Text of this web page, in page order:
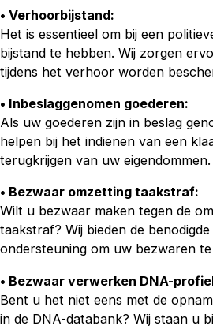
• Verhoorbijstand:
Het is essentieel om bij een
bijstand te hebben. Wij zorgen
tijdens het verhoor worden
• Inbeslaggenomen goederen:
Als uw goederen zijn in beslag
helpen bij het indienen van een
terugkrijgen van uw eigendommen.
• Bezwaar omzetting taakstraf:
Wilt u bezwaar maken tegen de
taakstraf? Wij bieden de
ondersteuning om uw bezwaren
• Bezwaar verwerken DNA-
Bent u het niet eens met de
in de DNA-databank? Wij staan u